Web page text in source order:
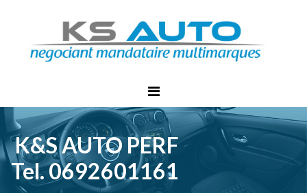
K&S AUTO PERF
Tel. 0692601161